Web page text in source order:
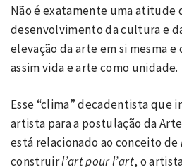
Não é exatamente uma atitude
desenvolvimento da cultura e
elevação da arte em si mesma
assim vida e arte como unidade.
Esse “clima” decadentista que
artista para a postulação da
está relacionado ao conceito de
construirl’art pour l’art, o